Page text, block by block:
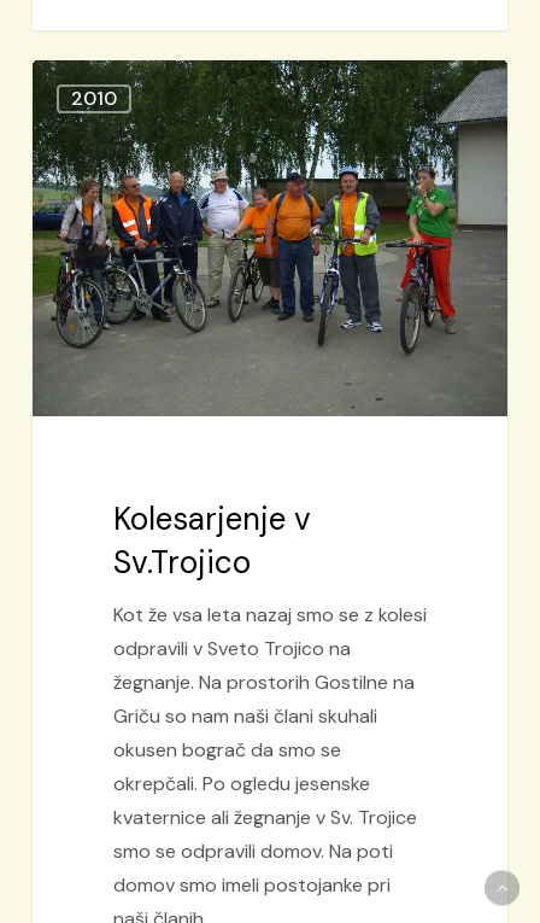
Kolesarjenje
v
Sv.Trojico
2010
Kolesarjenje v
Sv.Trojico
Kot že vsa leta nazaj smo se z kolesi
odpravili v Sveto Trojico na
žegnanje. Na prostorih Gostilne na
Griču so nam naši člani skuhali
okusen bograč da smo se
okrepčali. Po ogledu jesenske
kvaternice ali žegnanje v Sv. Trojice
smo se odpravili domov. Na poti
domov smo imeli postojanke pri